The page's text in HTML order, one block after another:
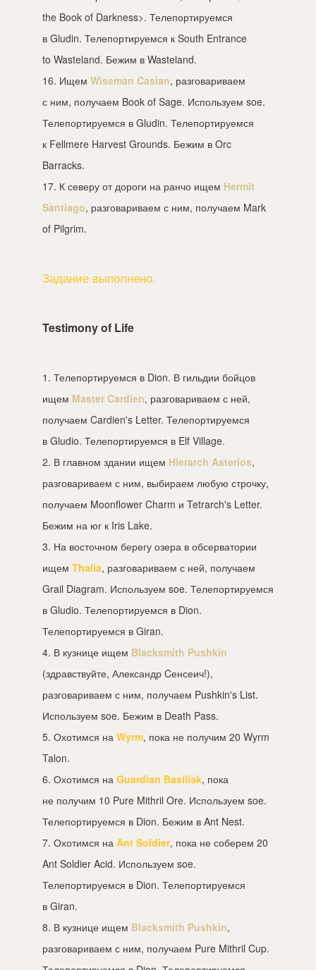
the Book of Darkness>. Телепортируемся
в Gludin. Телепортируемся к South Entrance
to Wasteland. Бежим в Wasteland.
16. Ищем Wiseman Casian, разговариваем
с ним, получаем Book of Sage. Используем soe.
Телепортируемся в Gludin. Телепортируемся
к Fellmere Harvest Grounds. Бежим в Orc
Barracks.
17. К северу от дороги на ранчо ищем Hermit
Santiago, разговариваем с ним, получаем Mark
of Pilgrim.
Задание выполнено.
Testimony of Life
1. Телепортируемся в Dion. В гильдии бойцов
ищем Master Cardien, разговариваем с ней,
получаем Cardien's Letter. Телепортируемся
в Gludio. Телепортируемся в Elf Village.
2. В главном здании ищем Hierarch Asterios,
разговариваем с ним, выбираем любую строчку,
получаем Moonflower Charm и Tetrarch's Letter.
Бежим на юг к Iris Lake.
3. На восточном берегу озера в обсерватории
ищем Thalia, разговариваем с ней, получаем
Grail Diagram. Используем soe. Телепортируемся
в Gludio. Телепортируемся в Dion.
Телепортируемся в Giran.
4. В кузнице ищем Blacksmith Pushkin
(здравствуйте, Александр Cенсеич!),
разговариваем с ним, получаем Pushkin's List.
Используем soe. Бежим в Death Pass.
5. Охотимся на Wyrm, пока не получим 20 Wyrm
Talon.
6. Охотимся на Guardian Basilisk, пока
не получим 10 Pure Mithril Ore. Используем soe.
Телепортируемся в Dion. Бежим в Ant Nest.
7. Охотимся на Ant Soldier, пока не соберем 20
Ant Soldier Acid. Используем soe.
Телепортируемся в Dion. Телепортируемся
в Giran.
8. В кузнице ищем Blacksmith Pushkin,
разговариваем с ним, получаем Pure Mithril Cup.